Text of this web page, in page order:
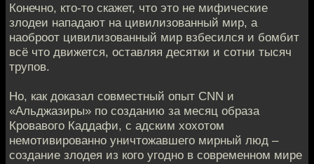
Конечно, кто-то скажет, что это не мифические
злодеи нападают на цивилизованный мир, а
наоброот цивилизованный мир взбесился и бомбит
всё что движется, оставляя десятки и сотни тысяч
трупов.
Но, как доказал совместный опыт CNN и
«Альджазиры» по созданию за месяц образа
Кровавого Каддафи, с адским хохотом
немотивированно уничтожавшего мирный люд –
создание злодея из кого угодно в современном мире